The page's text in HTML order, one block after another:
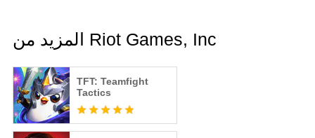
المزيد من Riot Games, Inc
TFT: Teamfight
Tactics